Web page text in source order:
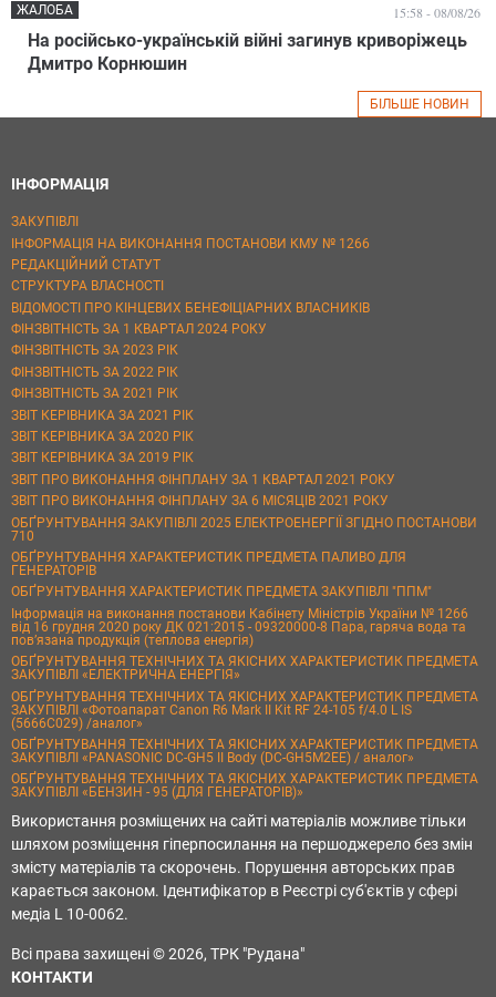
На російсько-українській війні загинув криворіжець
Дмитро Корнюшин
ЖАЛОБА 15:58 - 08/08/26
БІЛЬШЕ НОВИН
ІНФОРМАЦІЯ
ЗАКУПІВЛІ
ІНФОРМАЦІЯ НА ВИКОНАННЯ ПОСТАНОВИ КМУ № 1266
РЕДАКЦІЙНИЙ СТАТУТ
СТРУКТУРА ВЛАСНОСТІ
ВІДОМОСТІ ПРО КІНЦЕВИХ БЕНЕФІЦІАРНИХ ВЛАСНИКІВ
ФІНЗВІТНІСТЬ ЗА 1 КВАРТАЛ 2024 РОКУ
ФІНЗВІТНІСТЬ ЗА 2023 РІК
ФІНЗВІТНІСТЬ ЗА 2022 РІК
ФІНЗВІТНІСТЬ ЗА 2021 РІК
ЗВІТ КЕРІВНИКА ЗА 2021 РІК
ЗВІТ КЕРІВНИКА ЗА 2020 РІК
ЗВІТ КЕРІВНИКА ЗА 2019 РІК
ЗВІТ ПРО ВИКОНАННЯ ФІНПЛАНУ ЗА 1 КВАРТАЛ 2021 РОКУ
ЗВІТ ПРО ВИКОНАННЯ ФІНПЛАНУ ЗА 6 МІСЯЦІВ 2021 РОКУ
ОБҐРУНТУВАННЯ ЗАКУПІВЛІ 2025 ЕЛЕКТРОЕНЕРГІЇ ЗГІДНО ПОСТАНОВИ
710
ОБҐРУНТУВАННЯ ХАРАКТЕРИСТИК ПРЕДМЕТА ПАЛИВО ДЛЯ
ГЕНЕРАТОРІВ
ОБҐРУНТУВАННЯ ХАРАКТЕРИСТИК ПРЕДМЕТА ЗАКУПІВЛІ "ППМ"
Інформація на виконання постанови Кабінету Міністрів України № 1266
від 16 грудня 2020 року ДК 021:2015 - 09320000-8 Пара, гаряча вода та
пов’язана продукція (теплова енергія)
ОБҐРУНТУВАННЯ ТЕХНІЧНИХ ТА ЯКІСНИХ ХАРАКТЕРИСТИК ПРЕДМЕТА
ЗАКУПІВЛІ «ЕЛЕКТРИЧНА ЕНЕРГІЯ»
ОБҐРУНТУВАННЯ ТЕХНІЧНИХ ТА ЯКІСНИХ ХАРАКТЕРИСТИК ПРЕДМЕТА
ЗАКУПІВЛІ «Фотоапарат Canon R6 Mark II Kit RF 24-105 f/4.0 L IS
(5666C029) /аналог»
ОБҐРУНТУВАННЯ ТЕХНІЧНИХ ТА ЯКІСНИХ ХАРАКТЕРИСТИК ПРЕДМЕТА
ЗАКУПІВЛІ «PANASONIC DC-GH5 II Body (DC-GH5M2EE) / аналог»
ОБҐРУНТУВАННЯ ТЕХНІЧНИХ ТА ЯКІСНИХ ХАРАКТЕРИСТИК ПРЕДМЕТА
ЗАКУПІВЛІ «БЕНЗИН - 95 (ДЛЯ ГЕНЕРАТОРІВ)»
Використання розміщених на сайті матеріалів можливе тільки
шляхом розміщення гіперпосилання на першоджерело без змін
змісту матеріалів та скорочень. Порушення авторських прав
карається законом. Ідентифікатор в Реєстрі суб'єктів у сфері
медіа L 10-0062.
Всі права захищені © 2026, ТРК "Рудана"
КОНТАКТИ